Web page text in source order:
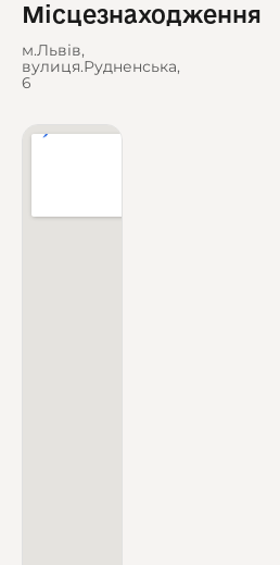
Місцезнаходження
м.Львів,
вулиця.Рудненська,
6